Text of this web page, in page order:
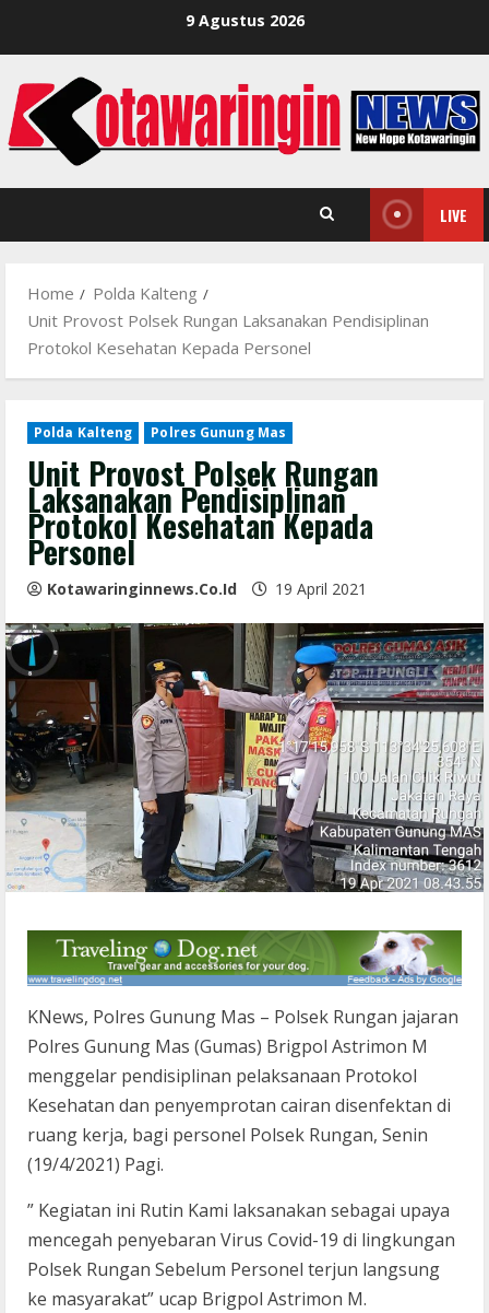
9 Agustus 2026
LIVE
Home
Polda Kalteng
Unit Provost Polsek Rungan Laksanakan Pendisiplinan
Protokol Kesehatan Kepada Personel
Polda Kalteng Polres Gunung Mas
Unit Provost Polsek Rungan
Laksanakan Pendisiplinan
Protokol Kesehatan Kepada
Personel
Kotawaringinnews.co.id 19 April 2021
KNews, Polres Gunung Mas – Polsek Rungan jajaran
Polres Gunung Mas (Gumas) Brigpol Astrimon M
menggelar pendisiplinan pelaksanaan Protokol
Kesehatan dan penyemprotan cairan disenfektan di
ruang kerja, bagi personel Polsek Rungan, Senin
(19/4/2021) Pagi.
” Kegiatan ini Rutin Kami laksanakan sebagai upaya
mencegah penyebaran Virus Covid-19 di lingkungan
Polsek Rungan Sebelum Personel terjun langsung
ke masyarakat” ucap Brigpol Astrimon M.